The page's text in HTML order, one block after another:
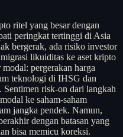
ritel yang besar dengan
peringkat tertinggi di Asia
bergerak, ada risiko investor
likuiditas ke aset kripto
pergerakan harga
teknologi di IHSG dan
Sentimen risk-on dari langkah
ke saham-saham
jangka pendek. Namun,
dengan batasan yang
bisa memicu koreksi.